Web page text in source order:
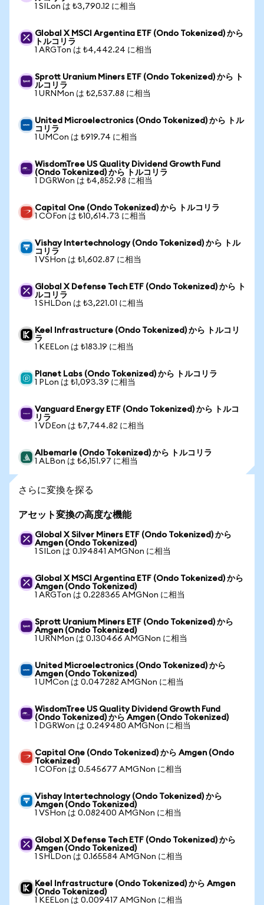
1 SILon は ₺3,790.12 に相当
Global X MSCI Argentina ETF (Ondo Tokenized) から
トルコリラ
1 ARGTon は ₺4,442.24 に相当
Sprott Uranium Miners ETF (Ondo Tokenized) から ト
ルコリラ
1 URNMon は ₺2,537.88 に相当
United Microelectronics (Ondo Tokenized) から トル
コリラ
1 UMCon は ₺919.74 に相当
WisdomTree US Quality Dividend Growth Fund
(Ondo Tokenized) から トルコリラ
1 DGRWon は ₺4,852.98 に相当
Capital One (Ondo Tokenized) から トルコリラ
1 COFon は ₺10,614.73 に相当
Vishay Intertechnology (Ondo Tokenized) から トル
コリラ
1 VSHon は ₺1,602.87 に相当
Global X Defense Tech ETF (Ondo Tokenized) から ト
ルコリラ
1 SHLDon は ₺3,221.01 に相当
Keel Infrastructure (Ondo Tokenized) から トルコリ
ラ
1 KEELon は ₺183.19 に相当
Planet Labs (Ondo Tokenized) から トルコリラ
1 PLon は ₺1,093.39 に相当
Vanguard Energy ETF (Ondo Tokenized) から トルコ
リラ
1 VDEon は ₺7,744.82 に相当
Albemarle (Ondo Tokenized) から トルコリラ
1 ALBon は ₺6,151.97 に相当
さらに変換を探る
アセット変換の高度な機能
Global X Silver Miners ETF (Ondo Tokenized) から
Amgen (Ondo Tokenized)
1 SILon は 0.194841 AMGNon に相当
Global X MSCI Argentina ETF (Ondo Tokenized) から
Amgen (Ondo Tokenized)
1 ARGTon は 0.228365 AMGNon に相当
Sprott Uranium Miners ETF (Ondo Tokenized) から
Amgen (Ondo Tokenized)
1 URNMon は 0.130466 AMGNon に相当
United Microelectronics (Ondo Tokenized) から
Amgen (Ondo Tokenized)
1 UMCon は 0.047282 AMGNon に相当
WisdomTree US Quality Dividend Growth Fund
(Ondo Tokenized) から Amgen (Ondo Tokenized)
1 DGRWon は 0.249480 AMGNon に相当
Capital One (Ondo Tokenized) から Amgen (Ondo
Tokenized)
1 COFon は 0.545677 AMGNon に相当
Vishay Intertechnology (Ondo Tokenized) から
Amgen (Ondo Tokenized)
1 VSHon は 0.082400 AMGNon に相当
Global X Defense Tech ETF (Ondo Tokenized) から
Amgen (Ondo Tokenized)
1 SHLDon は 0.165584 AMGNon に相当
Keel Infrastructure (Ondo Tokenized) から Amgen
(Ondo Tokenized)
1 KEELon は 0.009417 AMGNon に相当